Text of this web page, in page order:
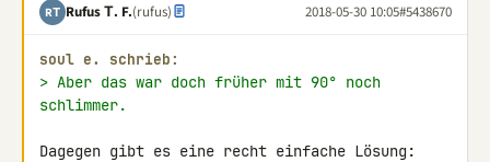
RΤ Rufus Τ. F.(rufus) 2018-05-30 10:05#5438670
soul e. schrieb:
> Aber das war doch früher mit 90° noch
schlimmer.
Dagegen gibt es eine recht einfache Lösung: